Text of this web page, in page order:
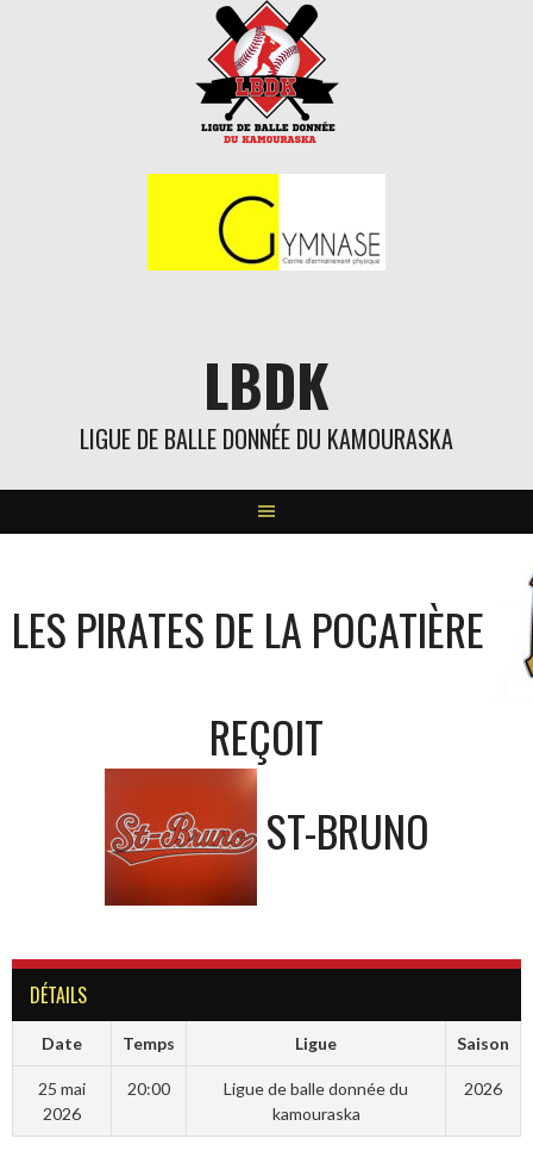
LBDK
LIGUE DE BALLE DONNÉE DU KAMOURASKA
LES PIRATES DE LA POCATIÈRE
REÇOIT
ST-BRUNO
DÉTAILS
Date Temps Ligue Saison
25 mai
2026
20:00
Ligue de balle donnée du
kamouraska
2026